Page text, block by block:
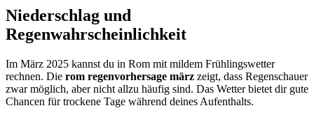
Niederschlag und
Regenwahrscheinlichkeit
Im März 2025 kannst du in Rom mit mildem Frühlingswetter
rechnen. Die rom regenvorhersage märz zeigt, dass Regenschauer
zwar möglich, aber nicht allzu häufig sind. Das Wetter bietet dir gute
Chancen für trockene Tage während deines Aufenthalts.